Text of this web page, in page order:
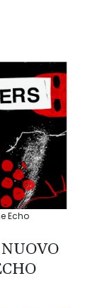
Echo